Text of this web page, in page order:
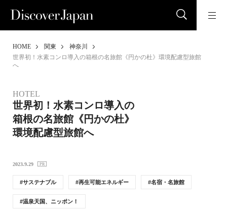
HOME 関東
神奈川
世界初！水素コンロ導入の箱根の名旅館《円かの杜》環境配慮型旅館
へ
HOTEL
世界初！水素コンロ導入の
箱根の名旅館《円かの杜》
環境配慮型旅館へ
2023.9.29
サステナブル 再生可能エネルギー 名宿・名旅館
温泉天国、ニッポン！